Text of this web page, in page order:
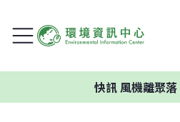
快訊風機離聚落、